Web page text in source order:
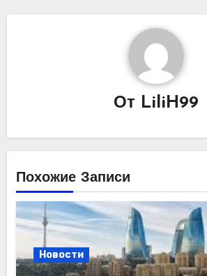
От LiliH99
Похожие Записи
Новости